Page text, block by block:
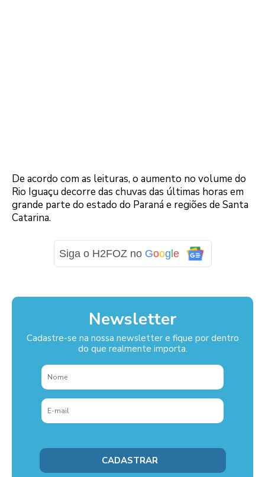
De acordo com as leituras, o aumento no volume do
Rio Iguaçu decorre das chuvas das últimas horas em
grande parte do estado do Paraná e regiões de Santa
Catarina.
Siga o H2FOZ no Google
Newsletter
Cadastre-se na nossa newsletter e fique por dentro
do que realmente importa.